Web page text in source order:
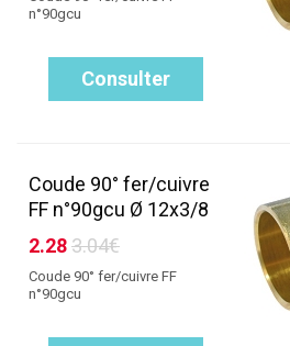
n°90gcu
Consulter
Coude 90° fer/cuivre
FF n°90gcu Ø 12x3/8
2.283.04€
Coude 90° fer/cuivre FF
n°90gcu